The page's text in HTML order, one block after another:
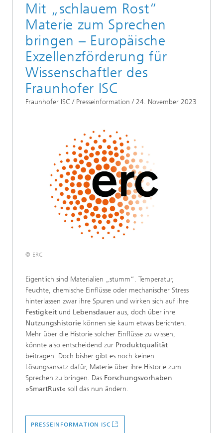
Mit „schlauem Rost“
Materie zum Sprechen
bringen – Europäische
Exzellenzförderung für
Wissenschaftler des
Fraunhofer ISC
Fraunhofer ISC / Presseinformation / 24. November 2023
© ERC
Eigentlich sind Materialien „stumm“. Temperatur,
Feuchte, chemische Einflüsse oder mechanischer Stress
hinterlassen zwar ihre Spuren und wirken sich auf ihre
Festigkeit und Lebensdauer aus, doch über ihre
Nutzungshistorie können sie kaum etwas berichten.
Mehr über die Historie solcher Einflüsse zu wissen,
könnte also entscheidend zur Produktqualität
beitragen. Doch bisher gibt es noch keinen
Lösungsansatz dafür, Materie über ihre Historie zum
Sprechen zu bringen. Das Forschungsvorhaben
»SmartRust« soll das nun ändern.
PRESSEINFORMATION ISC